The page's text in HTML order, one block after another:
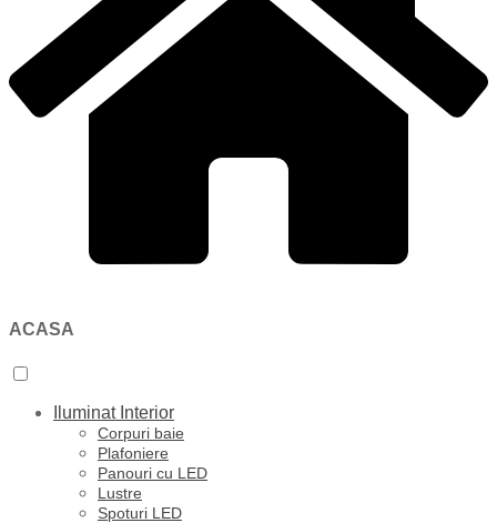
ACASA
Iluminat Interior
Corpuri baie
Plafoniere
Panouri cu LED
Lustre
Spoturi LED